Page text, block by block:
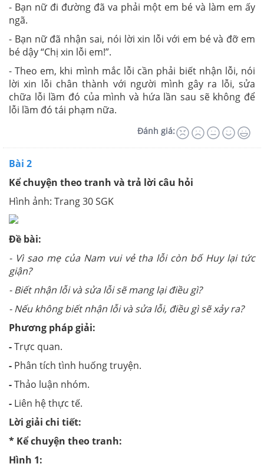
- Bạn nữ đi đường đã va phải một em bé và làm em ấy
ngã.
- Bạn nữ đã nhận sai, nói lời xin lỗi với em bé và đỡ em
bé dậy “Chị xin lỗi em!”.
- Theo em, khi mình mắc lỗi cần phải biết nhận lỗi, nói
lời xin lỗi chân thành với người mình gây ra lỗi, sửa
chữa lỗi lầm đó của mình và hứa lần sau sẽ không để
lỗi lầm đó tái phạm nữa.
Đánh giá:
Bài 2
Kể chuyện theo tranh và trả lời câu hỏi
Hình ảnh: Trang 30 SGK
Đề bài:
- Vì sao mẹ của Nam vui vẻ tha lỗi còn bố Huy lại tức
giận?
- Biết nhận lỗi và sửa lỗi sẽ mang lại điều gì?
- Nếu không biết nhận lỗi và sửa lỗi, điều gì sẽ xảy ra?
Phương pháp giải:
-Trực quan.
- Phân tích tình huống truyện.
-Thảo luận nhóm.
- Liên hệ thực tế.
Lời giải chi tiết:
* Kể chuyện theo tranh:
Hình 1: